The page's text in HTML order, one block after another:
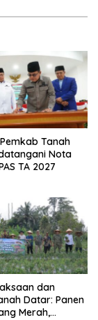
Tanah
Nota
TA 2027
dan
Datar: Panen
Merah,